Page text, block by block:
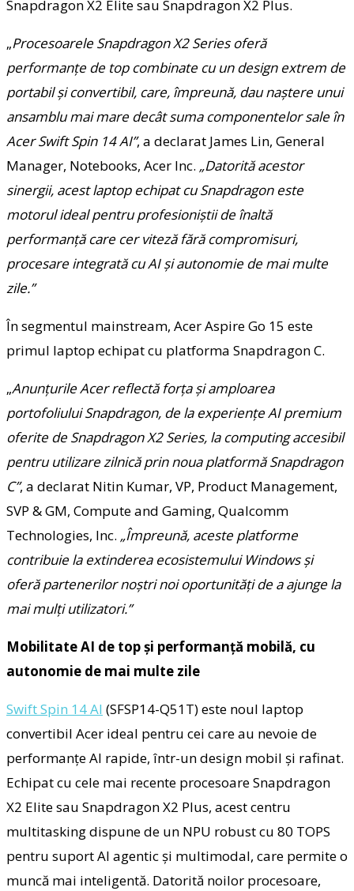
Snapdragon X2 Elite sau Snapdragon X2 Plus.
„Procesoarele Snapdragon X2 Series oferă
performanțe de top combinate cu un design extrem de
portabil și convertibil, care, împreună, dau naștere unui
ansamblu mai mare decât suma componentelor sale în
Acer Swift Spin 14 AI”, a declarat James Lin, General
Manager, Notebooks, Acer Inc. „Datorită acestor
sinergii, acest laptop echipat cu Snapdragon este
motorul ideal pentru profesioniștii de înaltă
performanță care cer viteză fără compromisuri,
procesare integrată cu AI și autonomie de mai multe
zile.”
În segmentul mainstream, Acer Aspire Go 15 este
primul laptop echipat cu platforma Snapdragon C.
„Anunțurile Acer reflectă forța și amploarea
portofoliului Snapdragon, de la experiențe AI premium
oferite de Snapdragon X2 Series, la computing accesibil
pentru utilizare zilnică prin noua platformă Snapdragon
C”, a declarat Nitin Kumar, VP, Product Management,
SVP & GM, Compute and Gaming, Qualcomm
Technologies, Inc. „Împreună, aceste platforme
contribuie la extinderea ecosistemului Windows și
oferă partenerilor noștri noi oportunități de a ajunge la
mai mulți utilizatori.”
MobilitateAI de top și performanță mobilă, cu
autonomie de mai multe zile
Swift Spin 14 AI (SFSP14-Q51T) este noul laptop
convertibil Acer ideal pentru cei care au nevoie de
performanțe AI rapide, într-un design mobil și rafinat.
Echipat cu cele mai recente procesoare Snapdragon
X2 Elite sau Snapdragon X2 Plus, acest centru
multitasking dispune de un NPU robust cu 80 TOPS
pentru suport AI agentic și multimodal, care permite o
muncă mai inteligentă. Datorită noilor procesoare,